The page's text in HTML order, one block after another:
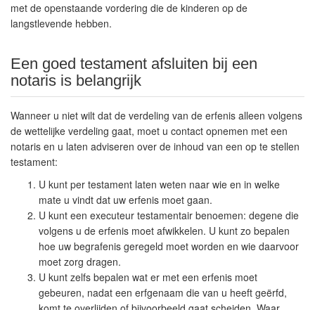
met de openstaande vordering die de kinderen op de
langstlevende hebben.
Een goed testament afsluiten bij een
notaris is belangrijk
Wanneer u niet wilt dat de verdeling van de erfenis alleen volgens
de wettelijke verdeling gaat, moet u contact opnemen met een
notaris en u laten adviseren over de inhoud van een op te stellen
testament:
U kunt per testament laten weten naar wie en in welke
mate u vindt dat uw erfenis moet gaan.
U kunt een executeur testamentair benoemen: degene die
volgens u de erfenis moet afwikkelen. U kunt zo bepalen
hoe uw begrafenis geregeld moet worden en wie daarvoor
moet zorg dragen.
U kunt zelfs bepalen wat er met een erfenis moet
gebeuren, nadat een erfgenaam die van u heeft geërfd,